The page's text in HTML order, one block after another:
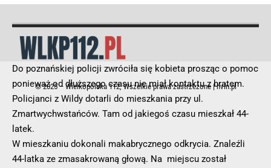
Do poznańskiej policji zwróciła się kobieta prosząc o pomoc
ponieważ od dłuższego czasu nie miał kontaktu z bratem.
Policjanci z Wildy dotarli do mieszkania przy ul.
Zmartwychwstańców. Tam od jakiegoś czasu mieszkał 44-
latek.
W mieszkaniu dokonali makabrycznego odkrycia. Znaleźli
44-latka ze zmasakrowaną głową. Na miejscu został
© 2025 – Wielkopolska 112, Wszelkie prawa zastrzeżone |hvln.pl